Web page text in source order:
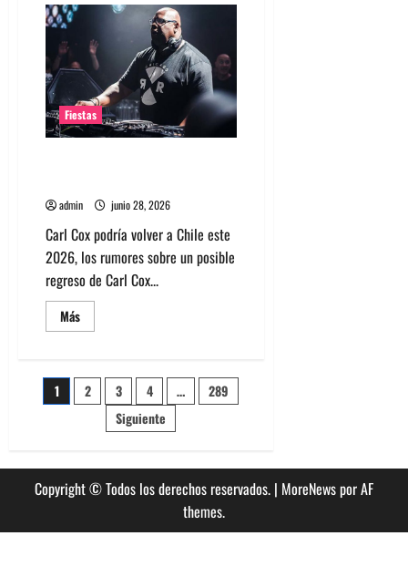
Rumores
Depeche
Mode
en
Chile
una
gira
2027
Fiestas
admin junio 28, 2026
Carl Cox podría volver a Chile este
2026, los rumores sobre un posible
regreso de Carl Cox...
MásLeer
más
Cox
en
Chile
crecen
sobre
su
regreso
Paginación
entradas
1 2 3 4 …
289
Siguiente
Copyright © Todos los derechos reservados. | MoreNewspor AF
themes.